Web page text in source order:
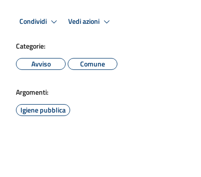
Condividi Vedi azioni
Categorie:
Avviso
Comune
Argomenti:
Igiene pubblica